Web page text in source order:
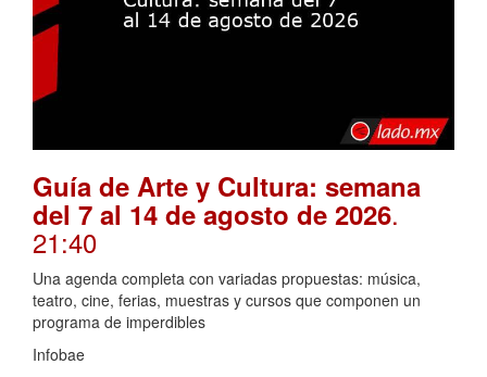
Guía de Arte y Cultura: semana
del 7 al 14 de agosto de 2026.
21:40
Una agenda completa con variadas propuestas: música,
teatro, cine, ferias, muestras y cursos que componen un
programa de imperdibles
Infobae